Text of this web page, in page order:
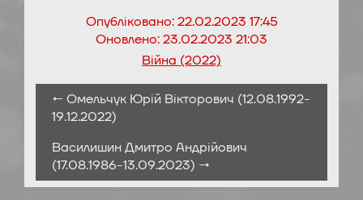
Опубліковано:22.02.2023 17:45
Оновлено:23.02.2023 21:03
Війна (2022)
← Омельчук Юрій Вікторович (12.08.1992-
19.12.2022)
Василишин Дмитро Андрійович
(17.08.1986-13.09.2023) →